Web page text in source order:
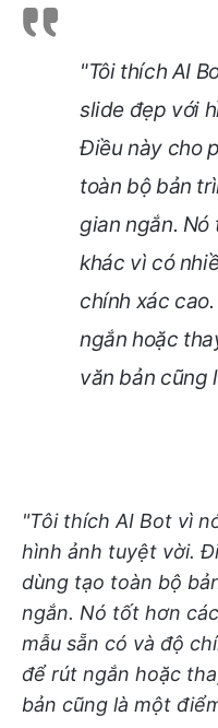
"Tôi thích AI
slide đẹp với
Điều này cho
toàn bộ bản
gian ngắn.
khác vì có
chính xác
ngắn hoặc
văn bản cũng
"Tôi thích AI Bot vì
hình ảnh tuyệt vời.
dùng tạo toàn bộ
ngắn. Nó tốt hơn
mẫu sẵn có và độ
để rút ngắn hoặc
bản cũng là một